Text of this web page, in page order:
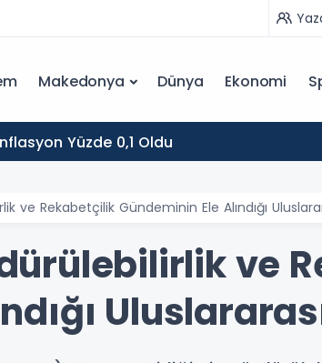
Makedonya Dünya Ekonomi
Yüzde 0,1 Oldu
ve Rekabetçilik Gündeminin Ele Alındığı
ve